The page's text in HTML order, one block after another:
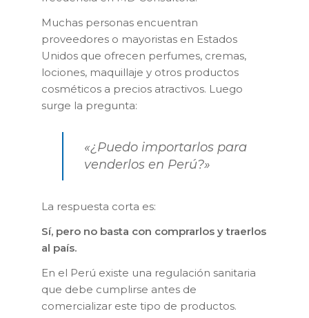
Muchas personas encuentran
proveedores o mayoristas en Estados
Unidos que ofrecen perfumes, cremas,
lociones, maquillaje y otros productos
cosméticos a precios atractivos. Luego
surge la pregunta:
«¿Puedo importarlos para
venderlos en Perú?»
La respuesta corta es:
Sí, pero no basta con comprarlos y traerlos
al país.
En el Perú existe una regulación sanitaria
que debe cumplirse antes de
comercializar este tipo de productos.